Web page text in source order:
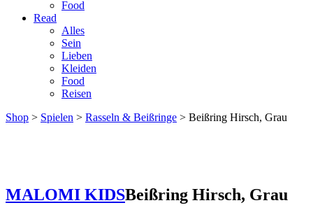
Food
Read
Alles
Sein
Lieben
Kleiden
Food
Reisen
Shop > Spielen > Rasseln & Beißringe > Beißring Hirsch, Grau
MALOMI KIDSBeißring Hirsch, Grau